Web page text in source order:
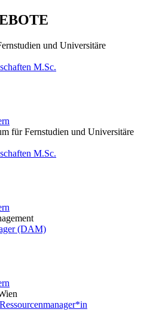
und Universitäre
M.Sc.
für Fernstudien und Universitäre
M.Sc.
(DAM)